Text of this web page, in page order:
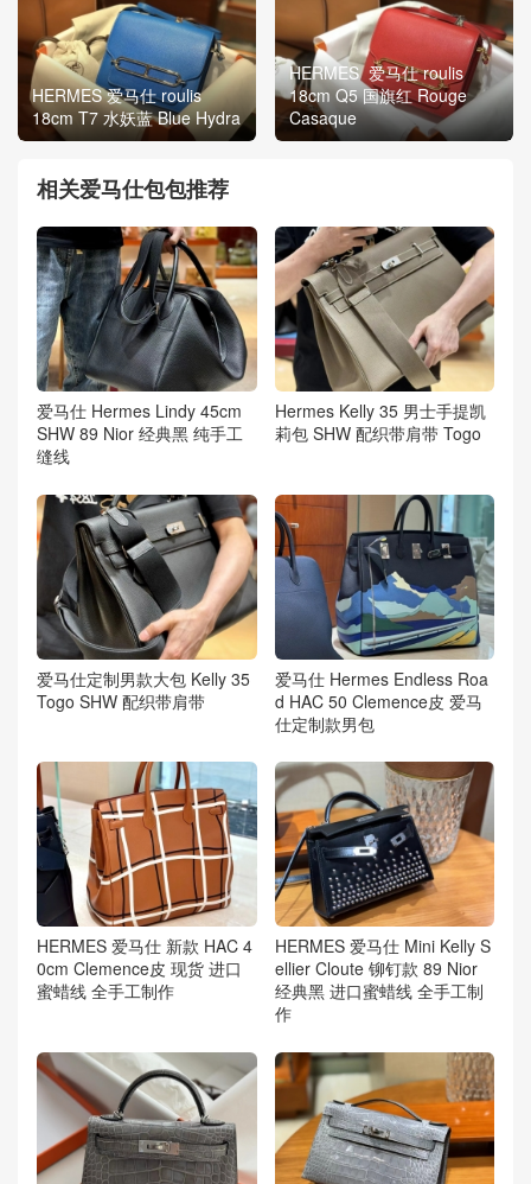
HERMES 爱马仕 roulis
18cm T7 水妖蓝 Blue Hydra
HERMES 爱马仕 roulis
18cm Q5 国旗红 Rouge
Casaque
相关爱马仕包包推荐
爱马仕 Hermes Lindy 45cm
SHW 89 Nior 经典黑 纯手工
缝线
Hermes Kelly 35 男士手提凯
莉包 SHW 配织带肩带 Togo
爱马仕定制男款大包 Kelly 35
Togo SHW 配织带肩带
爱马仕 Hermes Endless Roa
d HAC 50 Clemence皮 爱马
仕定制款男包
HERMES 爱马仕 新款 HAC 4
0cm Clemence皮 现货 进口
蜜蜡线 全手工制作
HERMES 爱马仕 Mini Kelly S
ellier Cloute 铆钉款 89 Nior
经典黑 进口蜜蜡线 全手工制
作